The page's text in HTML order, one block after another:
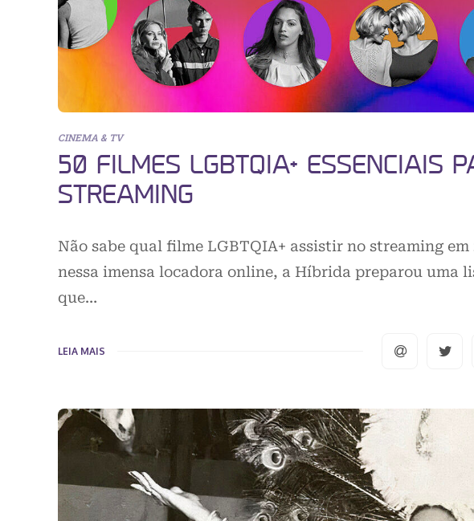
CINEMA & TV
50 FILMES LGBTQIA+ ESSENCIAIS
STREAMING
Não sabe qual filme LGBTQIA+ assistir no streaming
nessa imensa locadora online, a Híbrida preparou uma
que…
LEIA MAIS